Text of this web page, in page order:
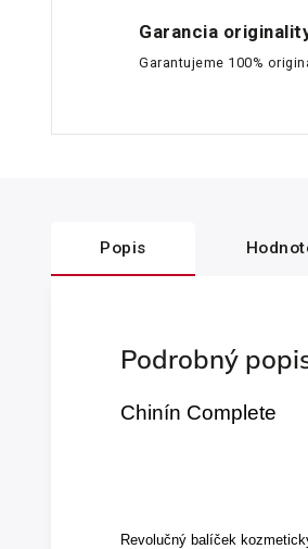
Garancia
Garantujeme 100%
Popis
Podrobný
Chinín Complete
Revolučný balíček